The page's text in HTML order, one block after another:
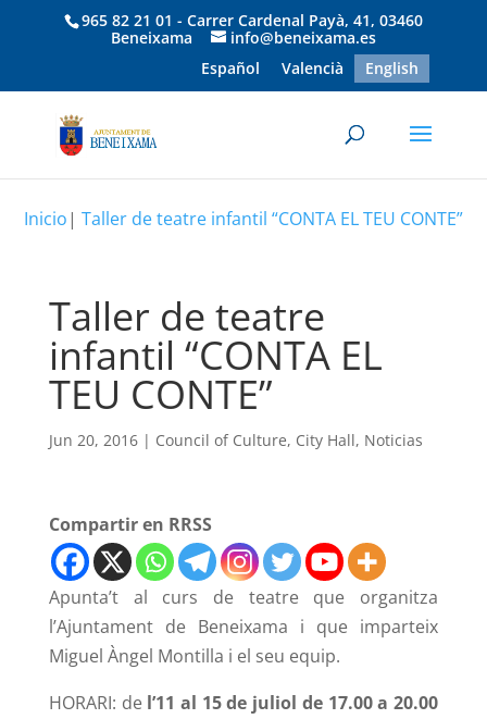
965 82 21 01 - Carrer Cardenal Payà, 41, 03460
Beneixama
info@beneixama.es
Español
Valencià English
Inicio|Taller de teatre infantil “CONTA EL TEU CONTE”
Taller de teatre
infantil “CONTA EL
TEU CONTE”
Jun 20, 2016| Council of Culture, City Hall, Noticias
Compartir en RRSS
Apunta’t al curs de teatre que organitza
l’Ajuntament de Beneixama i que imparteix
Miguel Àngel Montilla i el seu equip.
HORARI: de l’11 al 15 de juliol de 17.00 a 20.00